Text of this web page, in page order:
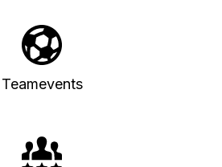
Teamevents